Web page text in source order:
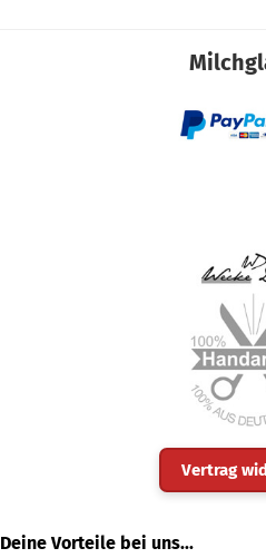
Vertrag
Deine Vorteile bei uns...